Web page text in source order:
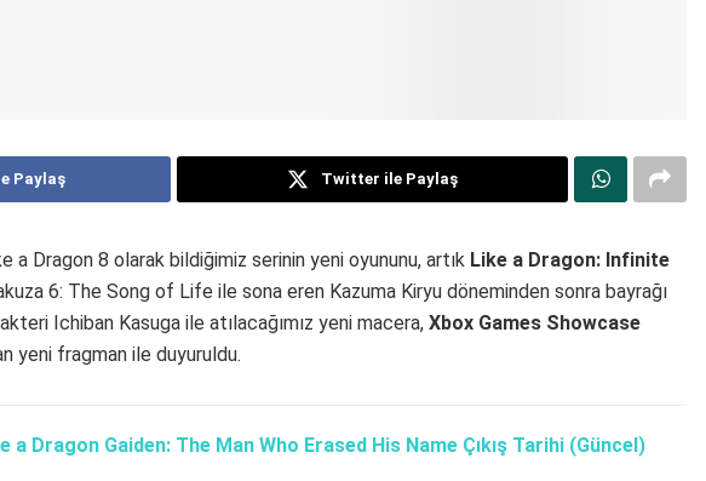
Paylaş Twitter ile Paylaş
a Dragon 8 olarak bildiğimiz serinin yeni oyununu, artık Like a Dragon: Infinite
6: The Song of Life ile sona eren Kazuma Kiryu döneminden sonra bayrağı
Ichiban Kasuga ile atılacağımız yeni macera, Xbox Games Showcase
yeni fragman ile duyuruldu.
a Dragon Gaiden: The Man Who Erased His Name Çıkış Tarihi (Güncel)